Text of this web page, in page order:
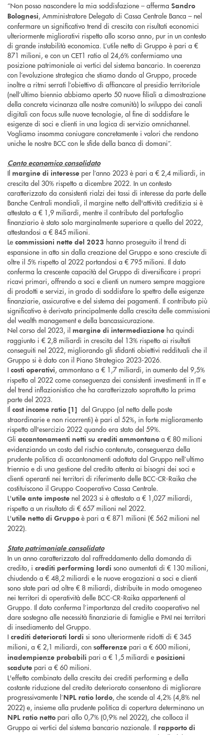
“Non posso nascondere la mia soddisfazione – afferma Sandro
Bolognesi, Amministratore Delegato di Cassa Centrale Banca – nel
confermare un significativo trend di crescita con risultati economici
ulteriormente migliorativi rispetto allo scorso anno, pur in un contesto
di grande instabilità economica. L’utile netto di Gruppo è pari a €
871 milioni, e con un CET1 ratio al 24,6% confermiamo una
posizione patrimoniale ai vertici del sistema bancario. In coerenza
con l’evoluzione strategica che stiamo dando al Gruppo, procede
inoltre a ritmi serrati l’obiettivo di affiancare al presidio territoriale
(nell’ultimo biennio abbiamo aperto 50 nuove filiali a dimostrazione
della concreta vicinanza alle nostre comunità) lo sviluppo dei canali
digitali con focus sulle nuove tecnologie, al fine di soddisfare le
esigenze di soci e clienti in una logica di servizio omnichannel.
Vogliamo insomma coniugare concretamente i valori che rendono
uniche le nostre BCC con le sfide della banca di domani”.
Conto economico consolidato
Il margine di interesse per l’anno 2023 è pari a € 2,4 miliardi, in
crescita del 30% rispetto a dicembre 2022. In un contesto
caratterizzato da consistenti rialzi dei tassi di interesse da parte delle
Banche Centrali mondiali, il margine netto dell'attività creditizia si è
attestato a € 1,9 miliardi, mentre il contributo del portafoglio
finanziario è stato solo marginalmente superiore a quello del 2022,
attestandosi a € 845 milioni.
Le commissioni nette del 2023 hanno proseguito il trend di
espansione in atto sin dalla creazione del Gruppo e sono cresciute di
oltre il 5% rispetto al 2022 portandosi a € 795 milioni. Il dato
conferma la crescente capacità del Gruppo di diversificare i propri
ricavi primari, offrendo a soci e clienti un numero sempre maggiore
di prodotti e servizi, in grado di soddisfare lo spettro delle esigenze
finanziarie, assicurative e del sistema dei pagamenti. Il contributo più
significativo è derivato principalmente dalla crescita delle commissioni
del wealth management e della bancassicurazione.
Nel corso del 2023, il margine di intermediazione ha quindi
raggiunto i € 2,8 miliardi in crescita del 13% rispetto ai risultati
conseguiti nel 2022, migliorando gli sfidanti obiettivi reddituali che il
Gruppo si è dato con il Piano Strategico 2023-2026.
I costi operativi, ammontano a € 1,7 miliardi, in aumento del 9,5%
rispetto al 2022 come conseguenza dei consistenti investimenti in IT e
del trend inflazionistico che ha caratterizzato soprattutto la prima
parte del 2023.
Il cost income ratio [1] del Gruppo (al netto delle poste
straordinarie e non ricorrenti) è pari al 52%, in forte miglioramento
rispetto all'esercizio 2022 quando era stato del 59%.
Gli accantonamenti netti su crediti ammontano a € 80 milioni
evidenziando un costo del rischio contenuto, conseguenza della
prudente politica di accantonamenti adottata dal Gruppo nell’ultimo
triennio e di una gestione del credito attenta ai bisogni dei soci e
clienti operanti nei territori di riferimento delle BCC-CR-Raika che
costituiscono il Gruppo Cooperativo Cassa Centrale.
L'utile ante imposte nel 2023 si è attestato a € 1,027 miliardi,
rispetto a un risultato di € 657 milioni nel 2022.
L'utile netto di Gruppo è pari a € 871 milioni (€ 562 milioni nel
2022).
Stato patrimoniale consolidato
In un anno caratterizzato dal raffreddamento della domanda di
credito, i crediti performing lordi sono aumentati di € 130 milioni,
chiudendo a € 48,2 miliardi e le nuove erogazioni a soci e clienti
sono state pari ad oltre € 8 miliardi, distribuite in modo omogeneo
nei territori di operatività delle BCC-CR-Raika appartenenti al
Gruppo. Il dato conferma l’importanza del credito cooperativo nel
dare sostegno alle necessità finanziarie di famiglie e PMI nei territori
di insediamento del Gruppo.
I crediti deteriorati lordi si sono ulteriormente ridotti di € 345
milioni, a € 2,1 miliardi, con sofferenze pari a € 600 milioni,
inadempienze probabili pari a € 1,5 miliardi e posizioni
scadute pari a € 60 milioni.
L'effetto combinato della crescita dei crediti performing e della
costante riduzione del credito deteriorato consentono di migliorare
progressivamente l’NPL ratio lordo, che scende al 4,2% (4,8% nel
2022) e, insieme alla prudente politica di copertura determinano un
NPL ratio netto pari allo 0,7% (0,9% nel 2022), che colloca il
Gruppo ai vertici del sistema bancario nazionale. Il rapporto di